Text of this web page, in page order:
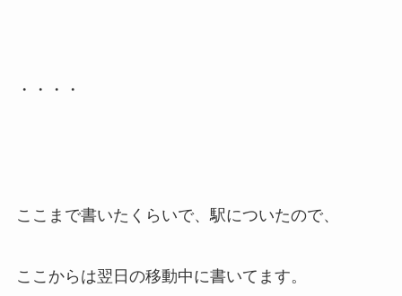
・・・・
ここまで書いたくらいで、駅についたので、
ここからは翌日の移動中に書いてます。